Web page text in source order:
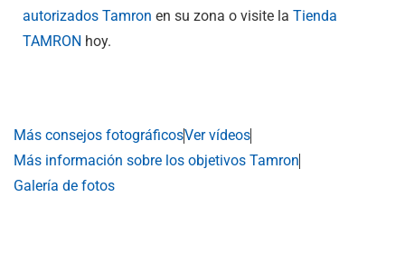
autorizados Tamron en su zona o visite la Tienda
TAMRON hoy.
Más consejos fotográficosVer vídeos
Más información sobre los objetivos Tamron
Galería de fotos